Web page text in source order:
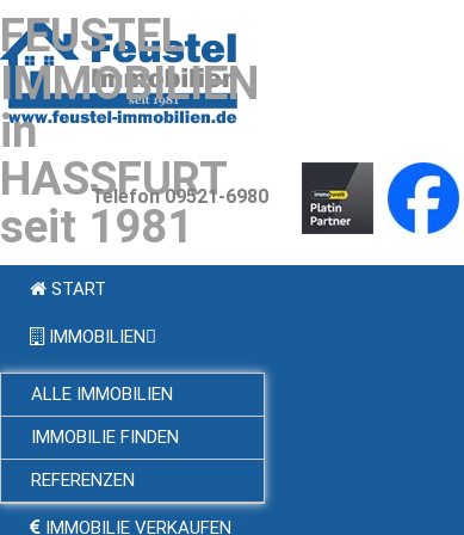
FEUSTEL
IMMOBILIEN
in
HASSFURT
seit 1981
Telefon 09521-6980
START
IMMOBILIEN
ALLE IMMOBILIEN
IMMOBILIE FINDEN
REFERENZEN
IMMOBILIE VERKAUFEN